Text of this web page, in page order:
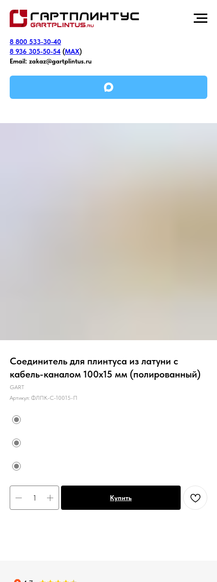
8 800 533-30-40
8 936 305-50-54 (MAX)
Email: zakaz@gartplintus.ru
Соединитель для плинтуса из латуни с
кабель-каналом 100х15 мм (полированный)
GART
Артикул: ФЛПК-С-10015-П
Купить